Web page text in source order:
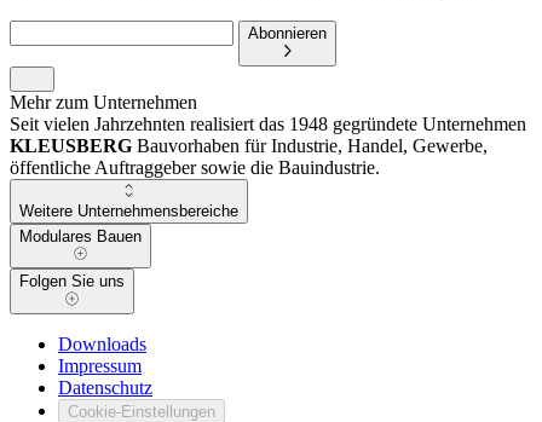
Abonnieren
Mehr zum Unternehmen
Seit vielen Jahrzehnten realisiert das 1948 gegründete Unternehmen
KLEUSBERG Bauvorhaben für Industrie, Handel, Gewerbe,
öffentliche Auftraggeber sowie die Bauindustrie.
Weitere Unternehmensbereiche
Modulares Bauen
Folgen Sie uns
Downloads
Impressum
Datenschutz
Cookie-Einstellungen